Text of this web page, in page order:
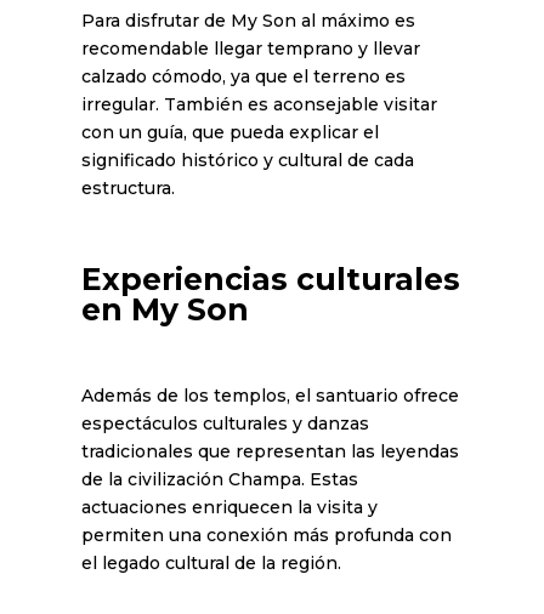
Para disfrutar de My Son al máximo es
recomendable llegar temprano y llevar
calzado cómodo, ya que el terreno es
irregular. También es aconsejable visitar
con un guía, que pueda explicar el
significado histórico y cultural de cada
estructura.
Experiencias culturales
en My Son
Además de los templos, el santuario ofrece
espectáculos culturales y danzas
tradicionales que representan las leyendas
de la civilización Champa. Estas
actuaciones enriquecen la visita y
permiten una conexión más profunda con
el legado cultural de la región.